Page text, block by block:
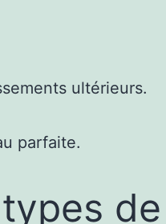
ultérieurs.
parfaite.
de